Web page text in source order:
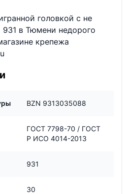
головкой с не
931 в Тюмени недорого
крепежа
BZN 9313035088
ГОСТ 7798-70 / ГОСТ
Р ИСО 4014-2013
931
30